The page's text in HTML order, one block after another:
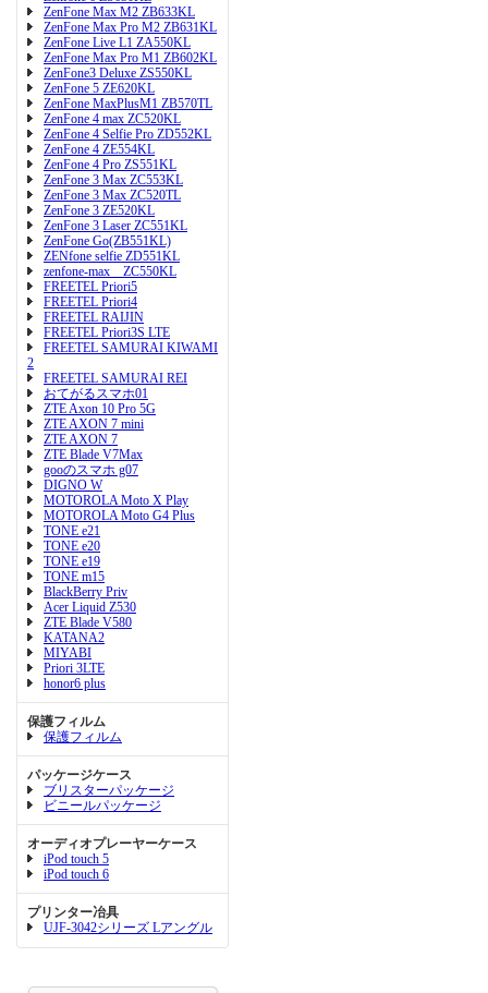
ZenFone Max M2 ZB633KL
ZenFone Max Pro M2 ZB631KL
ZenFone Live L1 ZA550KL
ZenFone Max Pro M1 ZB602KL
ZenFone3 Deluxe ZS550KL
ZenFone 5 ZE620KL
ZenFone MaxPlusM1 ZB570TL
ZenFone 4 max ZC520KL
ZenFone 4 Selfie Pro ZD552KL
ZenFone 4 ZE554KL
ZenFone 4 Pro ZS551KL
ZenFone 3 Max ZC553KL
ZenFone 3 Max ZC520TL
ZenFone 3 ZE520KL
ZenFone 3 Laser ZC551KL
ZenFone Go(ZB551KL)
ZENfone selfie ZD551KL
zenfone-max ZC550KL
FREETEL Priori5
FREETEL Priori4
FREETEL RAIJIN
FREETEL Priori3S LTE
FREETEL SAMURAI KIWAMI
2
FREETEL SAMURAI REI
おてがるスマホ01
ZTE Axon 10 Pro 5G
ZTE AXON 7 mini
ZTE AXON 7
ZTE Blade V7Max
gooのスマホ g07
DIGNO W
MOTOROLA Moto X Play
MOTOROLA Moto G4 Plus
TONE e21
TONE e20
TONE e19
TONE m15
BlackBerry Priv
Acer Liquid Z530
ZTE Blade V580
KATANA2
MIYABI
Priori 3LTE
honor6 plus
保護フィルム
保護フィルム
パッケージケース
ブリスターパッケージ
ビニールパッケージ
オーディオプレーヤーケース
iPod touch 5
iPod touch 6
プリンター冶具
UJF-3042シリーズ Lアングル